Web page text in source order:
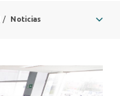
/ Noticias